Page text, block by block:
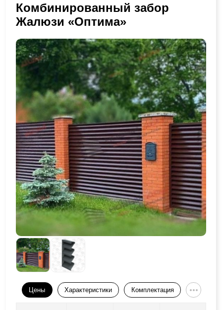
Комбинированный забор
Жалюзи «Оптима»
Цены Характеристики Комплектация